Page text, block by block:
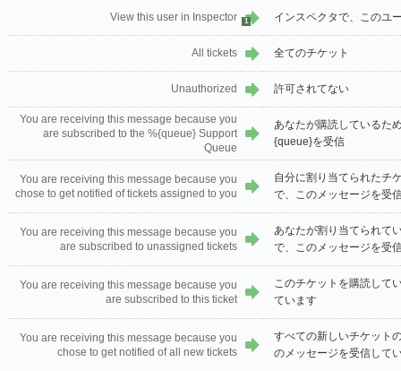
View this user in Inspector 1 インスペクタで、このユ
All tickets 全てのチケット
Unauthorized 許可されてない
You are receiving this message because you
are subscribed to the %{queue} Support
Queue
あなたが購読しているた
{queue}を受信
You are receiving this message because you
chose to get notified of tickets assigned to you
自分に割り当てられたチ
で、このメッセージを受
You are receiving this message because you
are subscribed to unassigned tickets
あなたが割り当てられて
で、このメッセージを受
You are receiving this message because you
are subscribed to this ticket
このチケットを購読して
て​​います
You are receiving this message because you
chose to get notified of all new tickets
すべての新しいチケット
のメッセージを受信して​​